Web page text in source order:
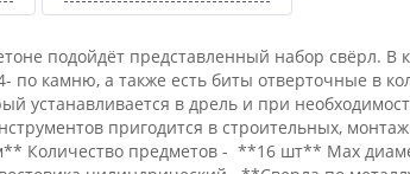
подойдёт представленный набор свёрл.
по камню, а также есть биты отверточные в
устанавливается в дрель и при
пригодится в строительных,
Количество предметов - **16 шт** Max